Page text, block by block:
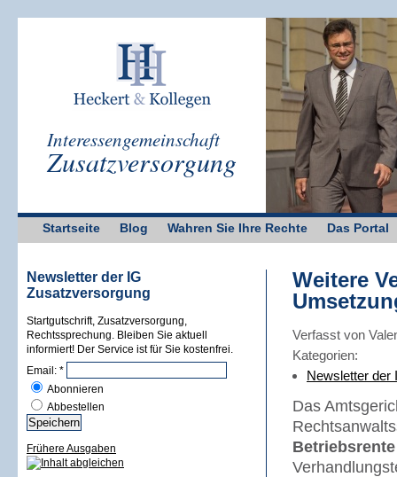
Interessengemeinschaft
Zusatzversorgung
Startseite Blog Wahren Sie Ihre Rechte Das Portal
Newsletter der IG
Zusatzversorgung
Startgutschrift, Zusatzversorgung,
Rechtssprechung. Bleiben Sie aktuell
informiert! Der Service ist für Sie kostenfrei.
Email: *
Abonnieren
Abbestellen
Frühere Ausgaben
Weitere
Verfasst von
Kategorien:
Newsletter der
Das